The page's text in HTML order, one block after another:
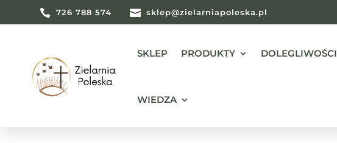
 726 788 574  sklep@zielarniapoleska.pl
SKLEP PRODUKTY DOLEGLIWOŚCI
WIEDZA